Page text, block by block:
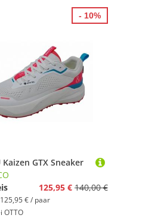
Kaizen GTX Sneaker
125,95 € 140,00 €
€ / paar
OTTO
- 10%